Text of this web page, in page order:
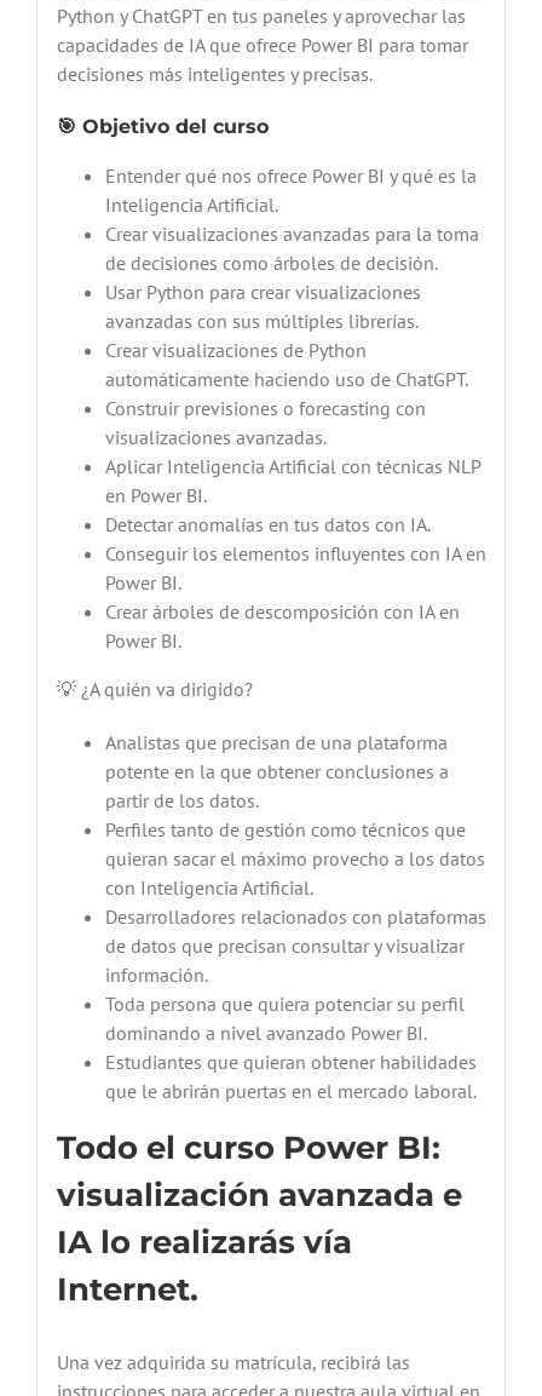
Python y ChatGPT en tus paneles y aprovechar las
capacidades de IA que ofrece Power BI para tomar
decisiones más inteligentes y precisas.
🎯 Objetivo del curso
Entender qué nos ofrece Power BI y qué es la
Inteligencia Artificial.
Crear visualizaciones avanzadas para la toma
de decisiones como árboles de decisión.
Usar Python para crear visualizaciones
avanzadas con sus múltiples librerías.
Crear visualizaciones de Python
automáticamente haciendo uso de ChatGPT.
Construir previsiones o forecasting con
visualizaciones avanzadas.
Aplicar Inteligencia Artificial con técnicas NLP
en Power BI.
Detectar anomalías en tus datos con IA.
Conseguir los elementos influyentes con IA en
Power BI.
Crear árboles de descomposición con IA en
Power BI.
💡 ¿A quién va dirigido?
Analistas que precisan de una plataforma
potente en la que obtener conclusiones a
partir de los datos.
Perfiles tanto de gestión como técnicos que
quieran sacar el máximo provecho a los datos
con Inteligencia Artificial.
Desarrolladores relacionados con plataformas
de datos que precisan consultar y visualizar
información.
Toda persona que quiera potenciar su perfil
dominando a nivel avanzado Power BI.
Estudiantes que quieran obtener habilidades
que le abrirán puertas en el mercado laboral.
Todo el curso Power BI:
visualización avanzada e
IA lo realizarás vía
Internet.
Una vez adquirida su matrícula, recibirá las